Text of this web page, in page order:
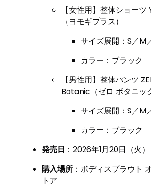
【女性用】整体ショーツ
（ヨモギプラス）
サイズ展開：S／M
カラー：ブラック
【男性用】整体パンツ
Botanic（ゼロ ボタニッ
サイズ展開：S／M
カラー：ブラック
発売日 ：2026年1月20日（火）
購入場所 ：ボディスプラウト
トア